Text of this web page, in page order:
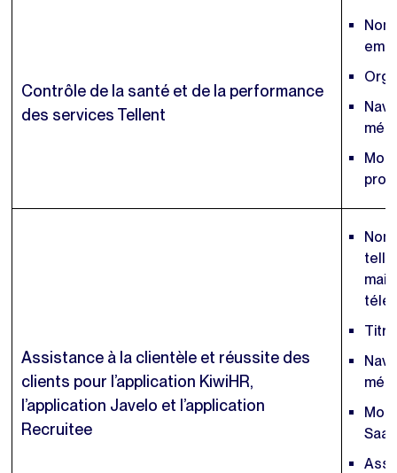
Contrôle de la santé et de la performance
des services Tellent
Assistance à la clientèle et réussite des
clients pour l’application KiwiHR,
l’application Javelo et l’application
Recruitee
mail